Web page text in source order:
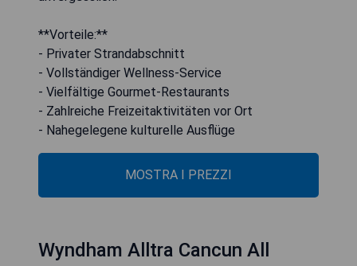
**Vorteile:**
- Privater Strandabschnitt
- Vollständiger Wellness-Service
- Vielfältige Gourmet-Restaurants
- Zahlreiche Freizeitaktivitäten vor Ort
- Nahegelegene kulturelle Ausflüge
MOSTRA I PREZZI
Wyndham Alltra Cancun All